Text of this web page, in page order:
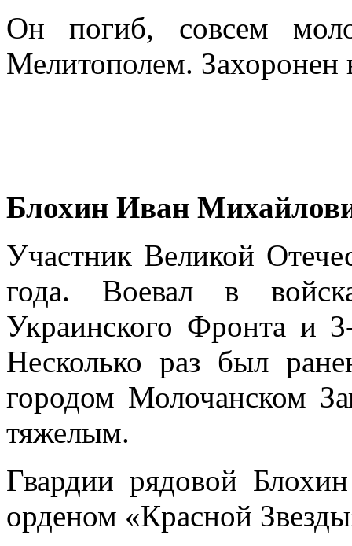
Он погиб, совсем
Мелитополем. Захоронен
Блохин Иван
Участник Великой
года. Воевал в
Украинского Фронта и
Несколько раз был
городом Молочанском
тяжелым.
Гвардии рядовой
орденом «Красной